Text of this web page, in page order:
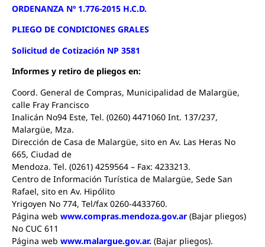
ORDENANZA Nº 1.776-2015 H.C.D.
PLIEGO DE CONDICIONES GRALES
Solicitud de Cotización NP 3581
Informes y retiro de pliegos en:
Coord. General de Compras, Municipalidad de Malargüe,
calle Fray Francisco
Inalicán No94 Este, Tel. (0260) 4471060 Int. 137/237,
Malargüe, Mza.
Dirección de Casa de Malargüe, sito en Av. Las Heras No
665, Ciudad de
Mendoza. Tel. (0261) 4259564 – Fax: 4233213.
Centro de Información Turística de Malargüe, Sede San
Rafael, sito en Av. Hipólito
Yrigoyen No 774, Tel/fax 0260-4433760.
Página web www.compras.mendoza.gov.ar (Bajar pliegos)
No CUC 611
Página web www.malargue.gov.ar. (Bajar pliegos).